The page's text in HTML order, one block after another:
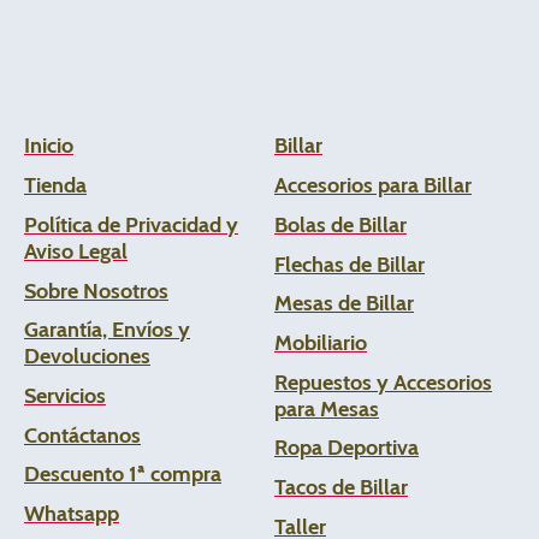
Inicio
Tienda
Política de Privacidad y
Aviso Legal
Sobre Nosotros
Garantía, Envíos y
Devoluciones
Servicios
Contáctanos
Descuento 1ª compra
Whatsapp
Billar
Accesorios para Billar
Bolas de Billar
Flechas de Billar
Mesas de Billar
Mobiliario
Repuestos y Accesorios
para Mesas
Ropa Deportiva
Tacos de Billar
Taller